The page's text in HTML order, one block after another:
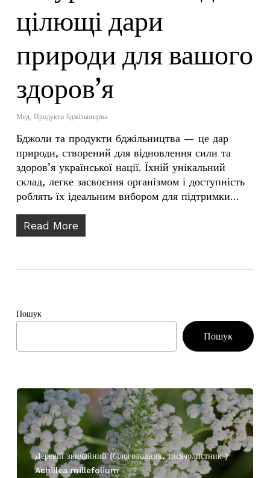
цілющі дари
природи для вашого
здоров’я
Мед, Продукти бджільництва
Бджоли та продукти бджільництва — це дар
природи, створений для відновлення сили та
здоров’я української нації. Їхній унікальний
склад, легке засвоєння організмом і доступність
роблять їх ідеальним вибором для підтримки…
Read More
Пошук
Пошук
Деревій звичайний (білоголовник, тисячолистник )
Achillea millefolium